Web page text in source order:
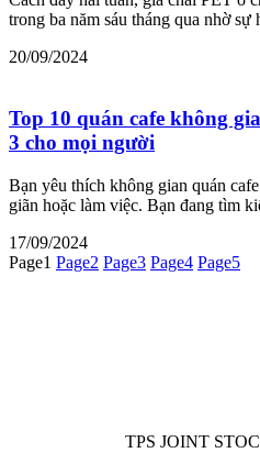
trong ba năm sáu tháng qua nhờ sự
20/09/2024
Top 10 quán cafe không
3 cho mọi người
Bạn yêu thích không gian quán
giãn hoặc làm việc. Bạn đang tìm
17/09/2024
Page1 Page2 Page3 Page4 Page5
TPS JOINT